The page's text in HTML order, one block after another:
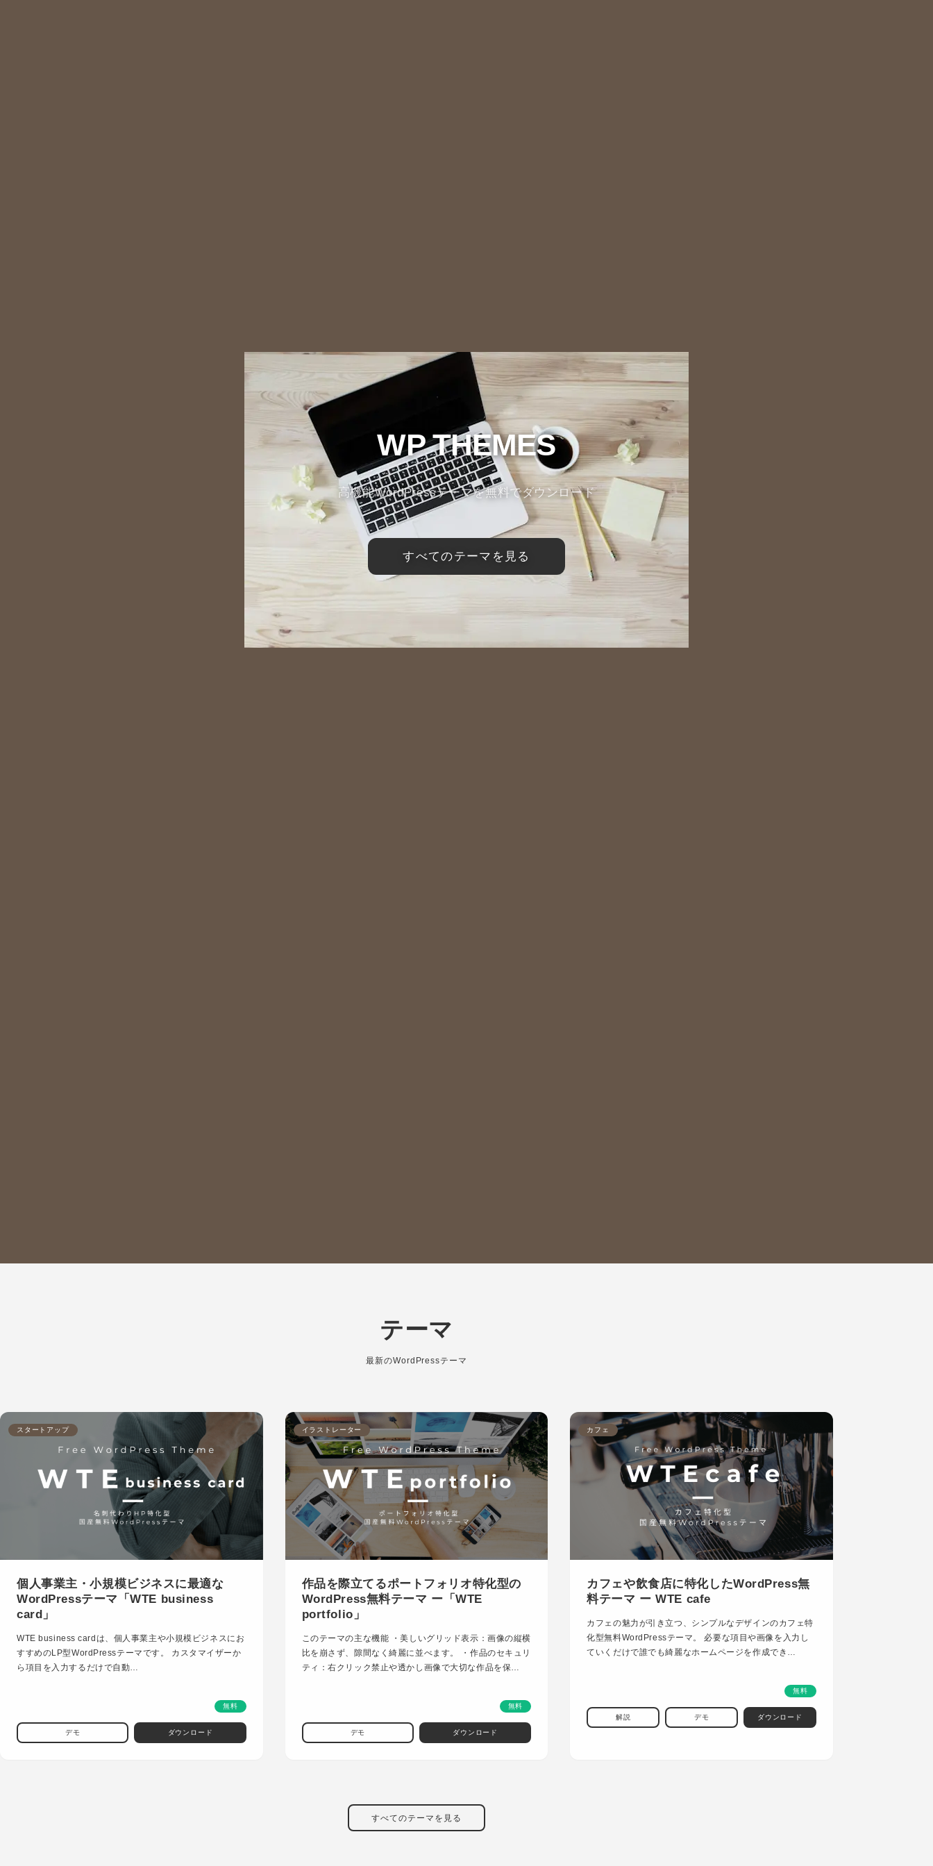
WP THEMES
高機能WordPressテーマを無料でダウンロード
すべてのテーマを見る
テーマ
最新のWordPressテーマ
スタートアップ
個人事業主・小規模ビジネスに最適な
WordPressテーマ「WTE business
card」
WTE business cardは、個人事業主や小規模ビジネスにお
すすめのLP型WordPressテーマです。 カスタマイザーか
ら項目を入力するだけで自動…
無料
デモ ダウンロード
イラストレーター
作品を際立てるポートフォリオ特化型の
WordPress無料テーマ ー「WTE
portfolio」
このテーマの主な機能 ・美しいグリッド表示：画像の縦横
比を崩さず、隙間なく綺麗に並べます。 ・作品のセキュリ
ティ：右クリック禁止や透かし画像で大切な作品を保…
無料
デモ ダウンロード
カフェ
カフェや飲食店に特化したWordPress無
料テーマ ー WTE cafe
カフェの魅力が引き立つ、シンプルなデザインのカフェ特
化型無料WordPressテーマ。 必要な項目や画像を入力し
ていくだけで誰でも綺麗なホームページを作成でき…
無料
解説 デモ ダウンロード
すべてのテーマを見る